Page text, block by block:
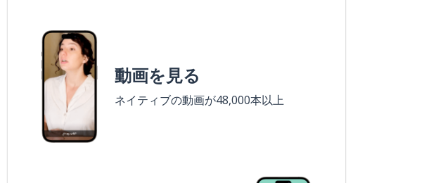
動画を見る
ネイティブの動画が48,000本以上